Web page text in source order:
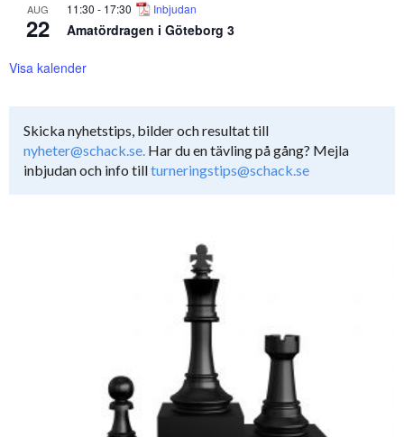
AUG
22
11:30 - 17:30 Inbjudan
Amatördragen i Göteborg 3
Visa kalender
Skicka nyhetstips, bilder och resultat till
nyheter@schack.se. Har du en tävling på gång? Mejla
inbjudan och info tillturneringstips@schack.se